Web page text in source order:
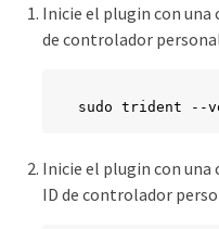
Inicie el plugin con una
de controlador
sudo trident --
Inicie el plugin con una
ID de controlador